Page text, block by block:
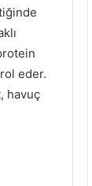
eder.
havuç